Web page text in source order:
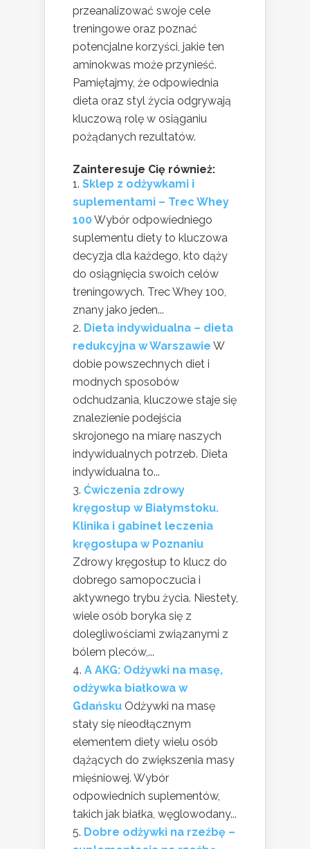
przeanalizować swoje cele
treningowe oraz poznać
potencjalne korzyści, jakie ten
aminokwas może przynieść.
Pamiętajmy, że odpowiednia
dieta oraz styl życia odgrywają
kluczową rolę w osiąganiu
pożądanych rezultatów.
Zainteresuje Cię również:
Sklep z odżywkami i
suplementami – Trec Whey
100Wybór odpowiedniego
suplementu diety to kluczowa
decyzja dla każdego, kto dąży
do osiągnięcia swoich celów
treningowych. Trec Whey 100,
znany jako jeden...
Dieta indywidualna – dieta
redukcyjna w Warszawie W
dobie powszechnych diet i
modnych sposobów
odchudzania, kluczowe staje się
znalezienie podejścia
skrojonego na miarę naszych
indywidualnych potrzeb. Dieta
indywidualna to...
Ćwiczenia zdrowy
kręgosłup w Białymstoku.
Klinika i gabinet leczenia
kręgosłupa w Poznaniu
Zdrowy kręgosłup to klucz do
dobrego samopoczucia i
aktywnego trybu życia. Niestety,
wiele osób boryka się z
dolegliwościami związanymi z
bólem pleców,...
A AKG: Odżywki na masę,
odżywka białkowa w
Gdańsku Odżywki na masę
stały się nieodłącznym
elementem diety wielu osób
dążących do zwiększenia masy
mięśniowej. Wybór
odpowiednich suplementów,
takich jak białka, węglowodany...
Dobre odżywki na rzeźbę –